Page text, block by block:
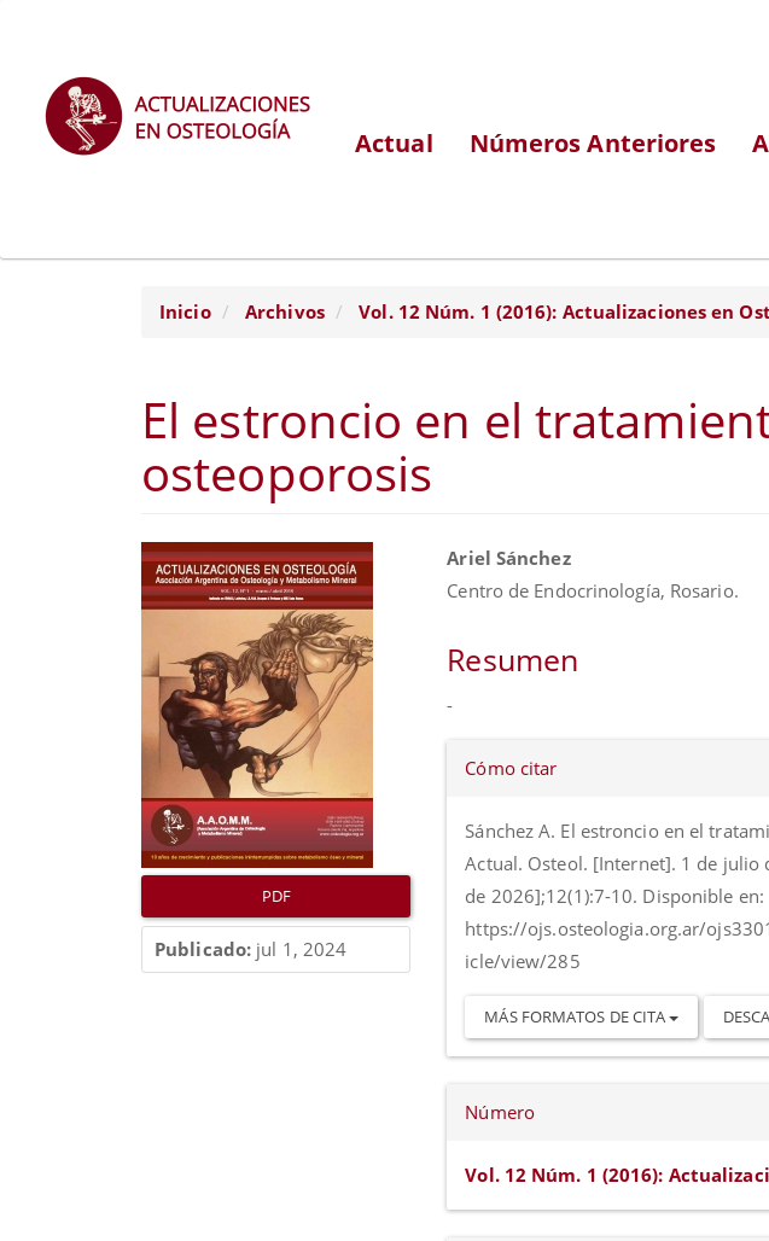
Contenido
principal
Barra
Actual Números Anteriores
Inicio Archivos Vol. 12 Núm. 1 (2016): Actualizaciones en
El estroncio en el
osteoporosis
Barra
lateral
del
artículo
PDF
Publicado: jul 1, 2024
Contenido
principal
artículo
Ariel Sánchez
Centro de Endocrinología, Rosario.
Resumen
-
Detalles
del
artículo
Cómo citar
Sánchez A. El estroncio en el
Actual. Osteol. [Internet]. 1 de julio
de 2026];12(1):7-10. Disponible en:
https://ojs.osteologia.org.ar/
icle/view/285
MÁS FORMATOS DE CITA
Número
Vol. 12 Núm. 1 (2016):